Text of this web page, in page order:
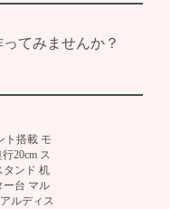
てみませんか？
ト搭載 モ
20cm ス
タンド 机
ー台 マル
ルディス